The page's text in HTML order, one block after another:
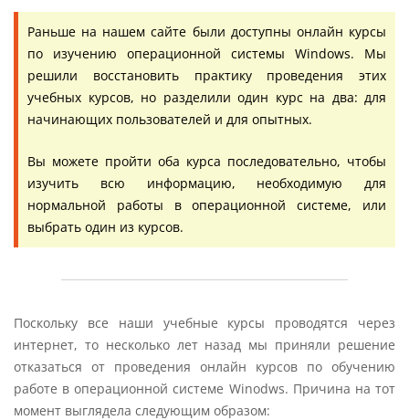
Раньше на нашем сайте были доступны онлайн курсы
по изучению операционной системы Windows. Мы
решили восстановить практику проведения этих
учебных курсов, но разделили один курс на два: для
начинающих пользователей и для опытных.
Вы можете пройти оба курса последовательно, чтобы
изучить всю информацию, необходимую для
нормальной работы в операционной системе, или
выбрать один из курсов.
Поскольку все наши учебные курсы проводятся через
интернет, то несколько лет назад мы приняли решение
отказаться от проведения онлайн курсов по обучению
работе в операционной системе Winodws. Причина на тот
момент выглядела следующим образом: